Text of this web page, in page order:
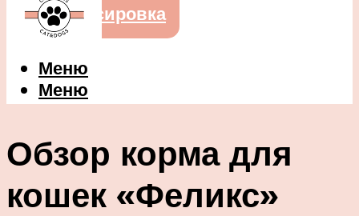
Дрессировка
Меню
Меню
Обзор корма для
кошек «Феликс»